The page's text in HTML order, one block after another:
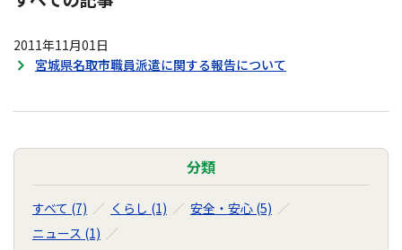
2011年11月01日
宮城県名取市職員派遣に関する報告について
分類
すべて (7) くらし (1)
安全・安心 (5)
ニュース (1)